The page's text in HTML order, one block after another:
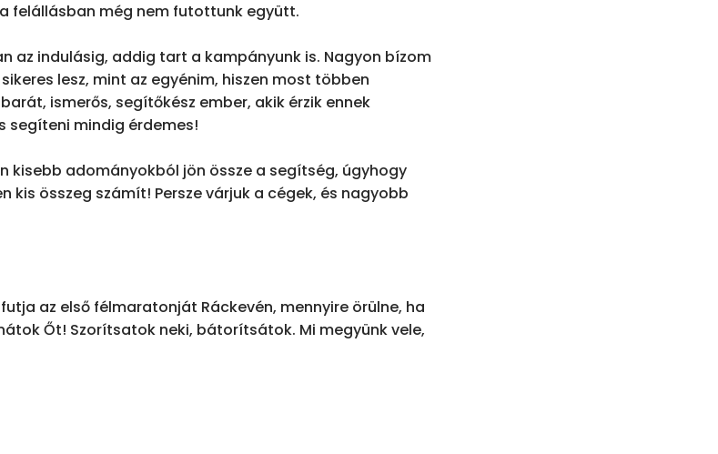
felállásban még nem futottunk együtt.
az indulásig, addig tart a kampányunk is. Nagyon bízom
lesz, mint az egyénim, hiszen most többen
ismerős, segítőkész ember, akik érzik ennek
segíteni mindig érdemes!
kisebb adományokból jön össze a segítség, úgyhogy
kis összeg számít! Persze várjuk a cégek, és nagyobb
az első félmaratonját Ráckevén, mennyire örülne, ha
Őt! Szorítsatok neki, bátorítsátok. Mi megyünk vele,